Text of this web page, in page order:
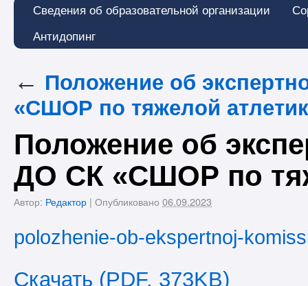
Сведения об образовательной организации
Антидопинг
← Положение об
«СШОР по тяжелой
Положение об
ДО СК «СШОР по
Автор: Редактор | Опубликовано 06.09.2023
polozhenie-ob-ekspertnoj-
Скачать (PDF, 373KB)